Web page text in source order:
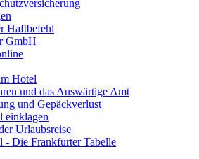
Haftbefehl
GmbH
Hotel
und das Auswärtige Amt
und Gepäckverlust
einklagen
Urlaubsreise
- Die Frankfurter Tabelle